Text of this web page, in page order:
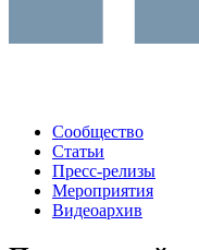
Сообщество
Статьи
Пресс-релизы
Мероприятия
Видеоархив